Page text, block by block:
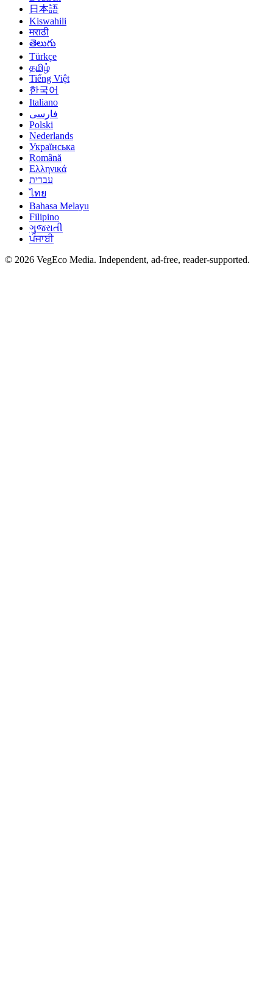
日本語
Kiswahili
मराठी
తెలుగు
Türkçe
தமிழ்
Tiếng Việt
한국어
Italiano
فارسی
Polski
Nederlands
Українська
Română
Ελληνικά
עברית
ไทย
Bahasa Melayu
Filipino
ગુજરાતી
ਪੰਜਾਬੀ
© 2026 VegEco Media. Independent, ad-free, reader-supported.